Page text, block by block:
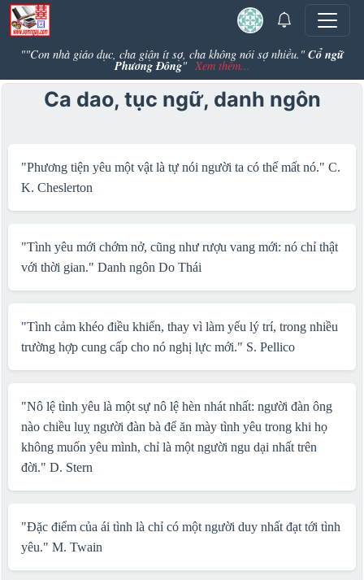
""Con nhà giáo dục, cha giận ít sợ, cha không nói sợ nhiều." Cổ ngữ
Phương Đông" Xem thêm...
Ca dao, tục ngữ, danh ngôn
"Phương tiện yêu một vật là tự nói người ta có thể mất nó." C.
K. Cheslerton
"Tình yêu mới chớm nở, cũng như rượu vang mới: nó chỉ thật
với thời gian." Danh ngôn Do Thái
"Tình cảm khéo điều khiển, thay vì làm yếu lý trí, trong nhiều
trường hợp cung cấp cho nó nghị lực mới." S. Pellico
"Nô lệ tình yêu là một sự nô lệ hèn nhát nhất: người đàn ông
nào chiều luỵ người đàn bà để ăn mày tình yêu trong khi họ
không muốn yêu mình, chỉ là một người ngu dại nhất trên
đời." D. Stern
"Đặc điểm của ái tình là chỉ có một người duy nhất đạt tới tình
yêu." M. Twain